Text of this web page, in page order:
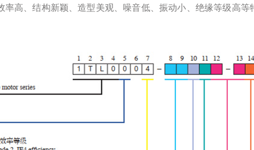
率高、结构新颖、造型美观、噪音低、振动小、绝缘等级高